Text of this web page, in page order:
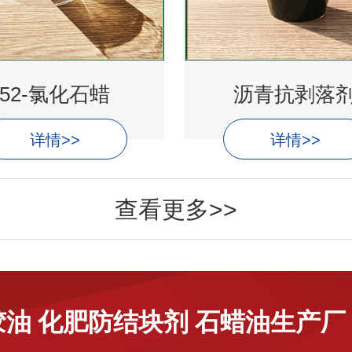
氯化石蜡
详情>>
沥青抗剥落
详情>>
查看更多>>
化肥防结块剂 石蜡油生产厂